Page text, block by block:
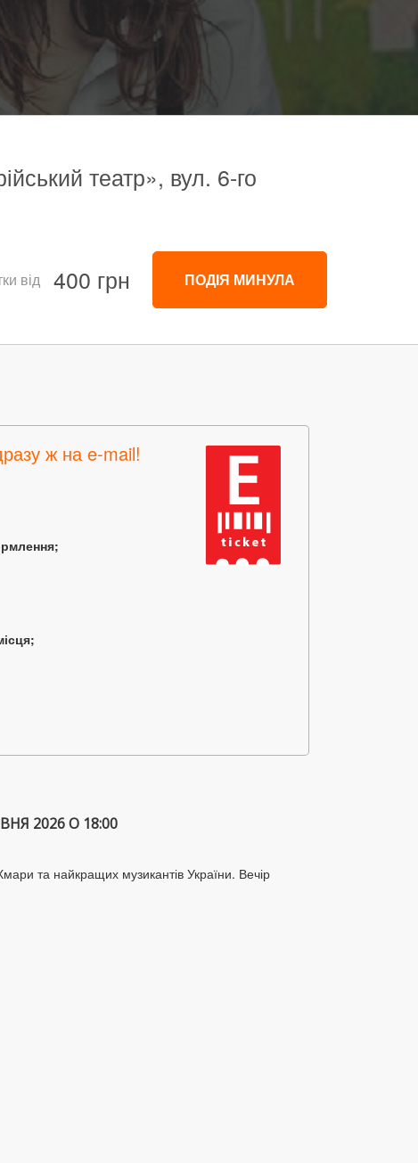
театр», вул. 6-го
від 400 грн ПОДІЯ МИНУЛА
ж на e-mail!
2026 О 18:00
та найкращих музикантів України. Вечір